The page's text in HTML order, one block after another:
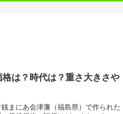
は？時代は？重さ大きさや
まにあ会津藩（福島県）で作られた